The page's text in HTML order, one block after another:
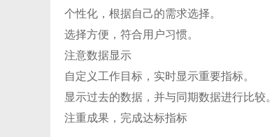
个性化，根据自己的需求选择。
选择方便，符合用户习惯。
注意数据显示
自定义工作目标，实时显示重要指标。
显示过去的数据，并与同期数据进行比较。
注重成果，完成达标指标